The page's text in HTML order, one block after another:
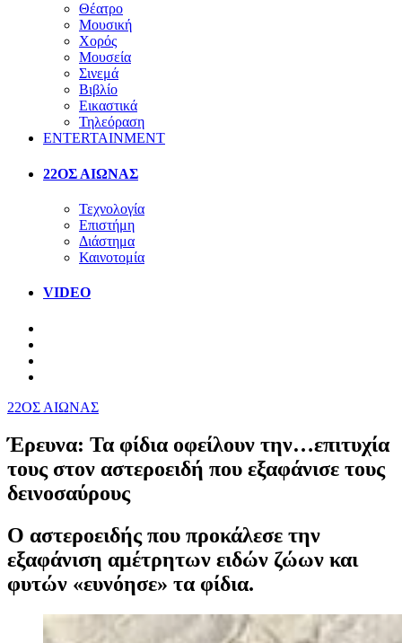
Θέατρο
Μουσική
Χορός
Μουσεία
Σινεμά
Βιβλίο
Εικαστικά
Τηλεόραση
ENTERTAINMENT
22ΟΣ ΑΙΩΝΑΣ
Τεχνολογία
Επιστήμη
Διάστημα
Καινοτομία
VIDEO
22ΟΣ ΑΙΩΝΑΣ
Έρευνα: Τα φίδια οφείλουν την…επιτυχία
τους στον αστεροειδή που εξαφάνισε τους
δεινοσαύρους
Ο αστεροειδής που προκάλεσε την
εξαφάνιση αμέτρητων ειδών ζώων και
φυτών «ευνόησε» τα φίδια.